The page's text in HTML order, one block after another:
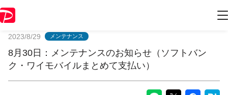
2023/8/29 メンテナンス
8月30日：メンテナンスのお知らせ（ソフトバン
ク・ワイモバイルまとめて支払い）